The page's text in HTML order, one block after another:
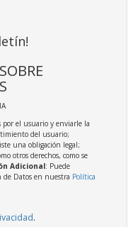
por el usuario y enviarle la
del usuario;
una obligación legal;
otros derechos, como se
Adicional: Puede
de Datos en nuestra Política
.